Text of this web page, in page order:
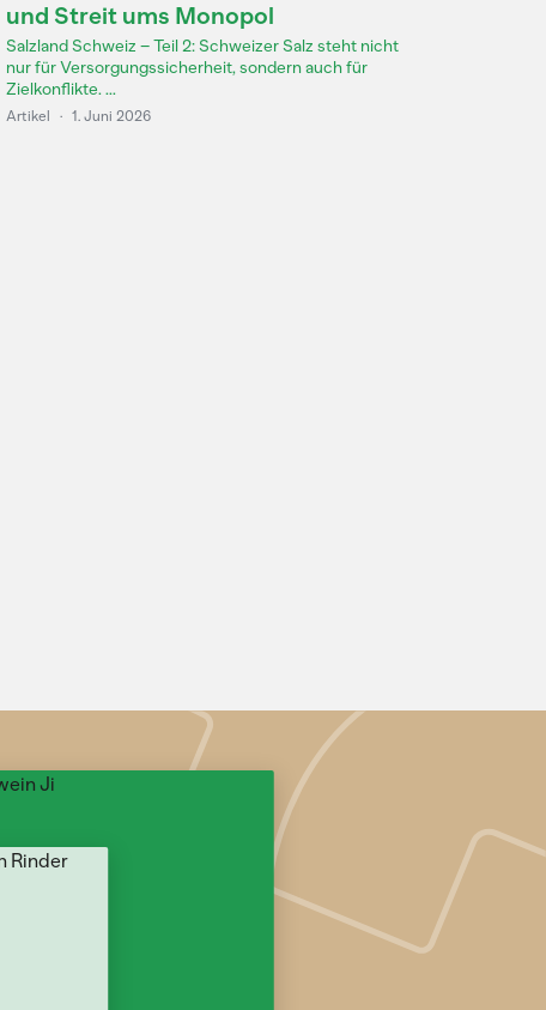
und Streit ums Monopol
Salzland Schweiz – Teil 2: Schweizer Salz steht nicht
nur für Versorgungssicherheit, sondern auch für
Zielkonflikte. ...
Artikel · 1. Juni 2026